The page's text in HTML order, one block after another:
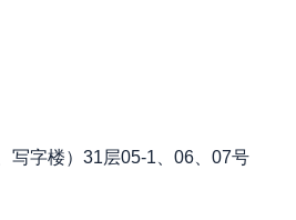
写字楼）31层05-1、06、07号